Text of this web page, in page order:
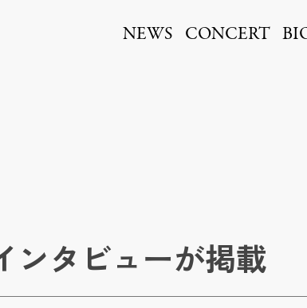
NEWS CONCERT
タビューが掲載